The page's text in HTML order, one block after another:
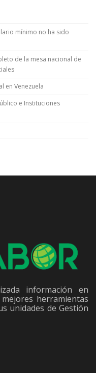
mínimo no ha sido
de la mesa nacional de
en Venezuela
e Instituciones
información en
herramientas
unidades de Gestión